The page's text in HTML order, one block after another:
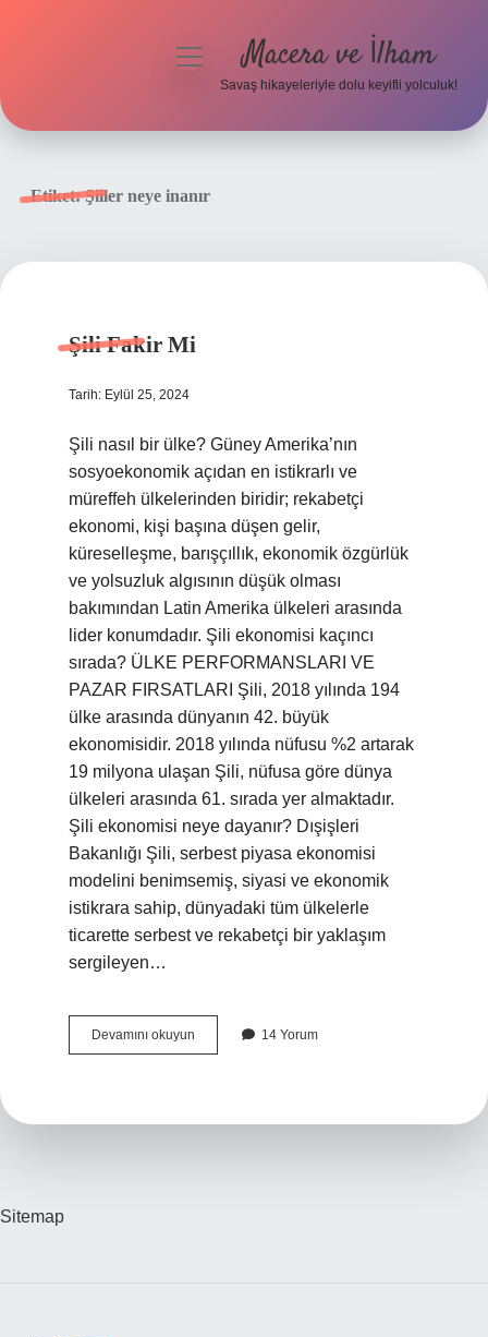
menüyüMacera ve İlham
Savaş hikayeleriyle dolu keyifli yolculuk!
Etiket:Şiiler neye inanır
Şili Fakir Mi
Tarih: Eylül 25, 2024
Şili nasıl bir ülke? Güney Amerika’nın
sosyoekonomik açıdan en istikrarlı ve
müreffeh ülkelerinden biridir; rekabetçi
ekonomi, kişi başına düşen gelir,
küreselleşme, barışçıllık, ekonomik özgürlük
ve yolsuzluk algısının düşük olması
bakımından Latin Amerika ülkeleri arasında
lider konumdadır. Şili ekonomisi kaçıncı
sırada? ÜLKE PERFORMANSLARI VE
PAZAR FIRSATLARI Şili, 2018 yılında 194
ülke arasında dünyanın 42. büyük
ekonomisidir. 2018 yılında nüfusu %2 artarak
19 milyona ulaşan Şili, nüfusa göre dünya
ülkeleri arasında 61. sırada yer almaktadır.
Şili ekonomisi neye dayanır? Dışişleri
Bakanlığı Şili, serbest piyasa ekonomisi
modelini benimsemiş, siyasi ve ekonomik
istikrara sahip, dünyadaki tüm ülkelerle
ticarette serbest ve rekabetçi bir yaklaşım
sergileyen…
Devamını okuyun
Fakir
14 Yorum
Sitemap